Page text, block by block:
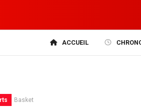
ACCUEIL
Basket